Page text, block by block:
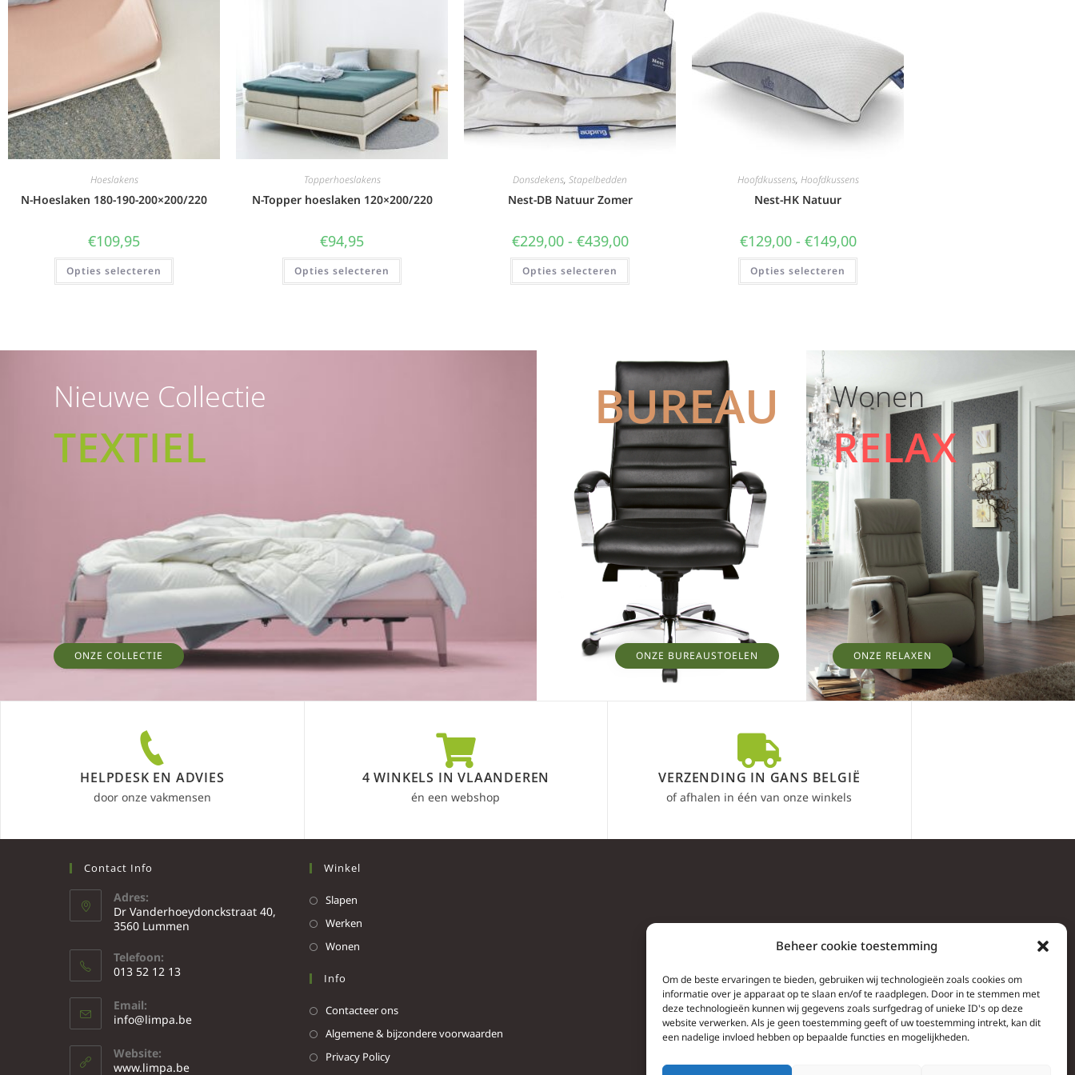
Beheer cookie toestemming
Om de beste ervaringen te bieden, gebruiken wij technologieën zoals cookies om
informatie over je apparaat op te slaan en/of te raadplegen. Door in te stemmen met
deze technologieën kunnen wij gegevens zoals surfgedrag of unieke ID's op deze
website verwerken. Als je geen toestemming geeft of uw toestemming intrekt, kan dit
een nadelige invloed hebben op bepaalde functies en mogelijkheden.
Hoeslakens
N-Hoeslaken 180-190-200×200/220
€109,95
Opties selecteren
Topperhoeslakens
N-Topper hoeslaken 120×200/220
€94,95
Opties selecteren
Donsdekens, Stapelbedden
Nest-DB Natuur Zomer
€229,00 - €439,00
Opties selecteren
Hoofdkussens, Hoofdkussens
Nest-HK Natuur
€129,00 - €149,00
Opties selecteren
Nieuwe Collectie
TEXTIEL
ONZE COLLECTIE
BUREAU
ONZE BUREAUSTOELEN
Wonen
RELAX
ONZE RELAXEN
HELPDESK EN ADVIES
door onze vakmensen
4 WINKELS IN VLAANDEREN
én een webshop
VERZENDING IN GANS BELGIË
of afhalen in één van onze winkels
Contact Info
Adres:
Dr Vanderhoeydonckstraat 40,
3560 Lummen
Telefoon:
013 52 12 13
Email:
info@limpa.be
Website:
www.limpa.be
Winkel
Slapen
Werken
Wonen
Info
Contacteer ons
Algemene & bijzondere voorwaarden
Privacy Policy